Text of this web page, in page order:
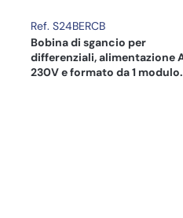
Ref. S24BERCB
Bobina di sgancio per
differenziali, alimentazione
230V e formato da 1 modulo.